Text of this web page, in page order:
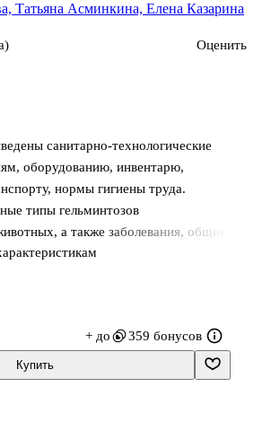
санитарно-технологические
оборудованию, инвентарю,
нормы гигиены труда.
типы гельминтозов
а также заболевания, общие
животных. Изложены
в соответствии с требованиями
образовательного стандарта
образования, предъявляемыми к
ветеринарной санитарии и
для студентов, обучающихся по
Татьяна Асминкина, Елена Казарина
Оценить
+ до 359 бонусов
Купить